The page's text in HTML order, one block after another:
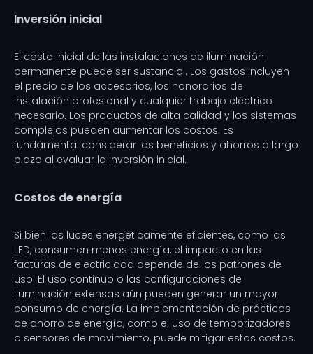
Inversión inicial
El costo inicial de las instalaciones de iluminación
permanente puede ser sustancial. Los gastos incluyen
el precio de los accesorios, los honorarios de
instalación profesional y cualquier trabajo eléctrico
necesario. Los productos de alta calidad y los sistemas
complejos pueden aumentar los costos. Es
fundamental considerar los beneficios y ahorros a largo
plazo al evaluar la inversión inicial.
Costos de energía
Si bien las luces energéticamente eficientes, como las
LED, consumen menos energía, el impacto en las
facturas de electricidad depende de los patrones de
uso. El uso continuo o las configuraciones de
iluminación extensas aún pueden generar un mayor
consumo de energía. La implementación de prácticas
de ahorro de energía, como el uso de temporizadores
o sensores de movimiento, puede mitigar estos costos.